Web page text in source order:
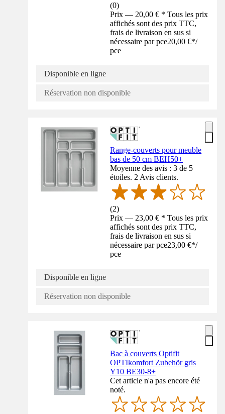
(0)
Prix — 20,00 € * Tous les prix
affichés sont des prix TTC,
frais de livraison en sus si
nécessaire par pce20,00 €*/
pce
Disponible en ligne
Réservation non disponible
Range-couverts pour meuble
bas de 50 cm BEH50+
Moyenne des avis : 3 de 5
étoiles. 2 Avis clients.
(2)
Prix — 23,00 € * Tous les prix
affichés sont des prix TTC,
frais de livraison en sus si
nécessaire par pce23,00 €*/
pce
Disponible en ligne
Réservation non disponible
Bac à couverts Optifit
OPTIkomfort Zubehör gris
Y10 BE30-8+
Cet article n'a pas encore été
noté.